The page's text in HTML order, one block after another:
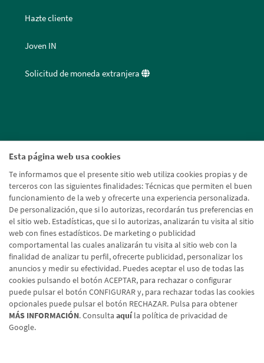
Esta página web usa cookies
Te informamos que el presente sitio web utiliza cookies propias y de
terceros con las siguientes finalidades: Técnicas que permiten el buen
funcionamiento de la web y ofrecerte una experiencia personalizada.
De personalización, que si lo autorizas, recordarán tus preferencias en
el sitio web. Estadísticas, que si lo autorizas, analizarán tu visita al sitio
web con fines estadísticos. De marketing o publicidad
comportamental las cuales analizarán tu visita al sitio web con la
finalidad de analizar tu perfil, ofrecerte publicidad, personalizar los
anuncios y medir su efectividad. Puedes aceptar el uso de todas las
cookies pulsando el botón ACEPTAR, para rechazar o configurar
puede pulsar el botón CONFIGURAR y, para rechazar todas las cookies
opcionales puede pulsar el botón RECHAZAR. Pulsa para obtener
MÁS INFORMACIÓN. Consulta aquíla política de privacidad de
Google.
Hazte cliente
Joven IN
Solicitud de moneda extranjera
Aviso legal